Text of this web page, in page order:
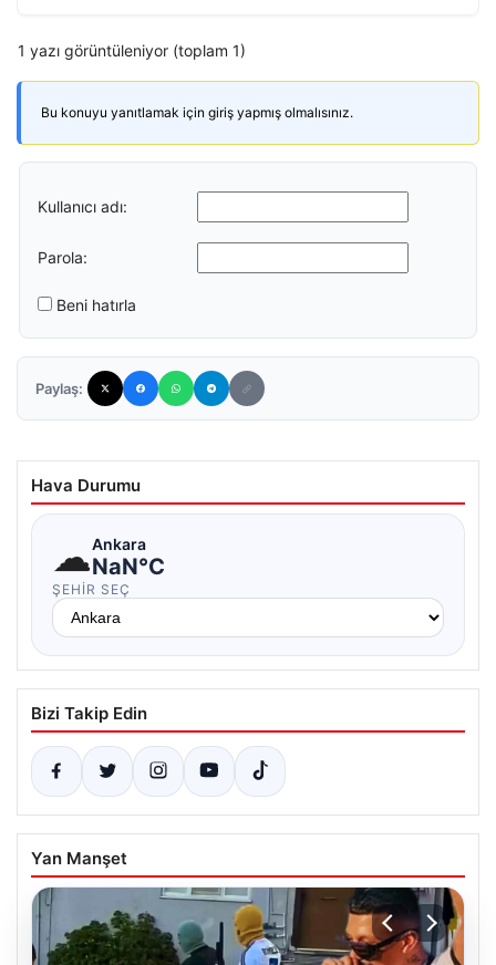
1 yazı görüntüleniyor (toplam 1)
Bu konuyu yanıtlamak için giriş yapmış olmalısınız.
Kullanıcı adı:
Parola:
Beni hatırla
Paylaş:
Hava Durumu
☁Ankara
NaN°C
ŞEHIR SEÇ
Bizi Takip Edin
Yan Manşet